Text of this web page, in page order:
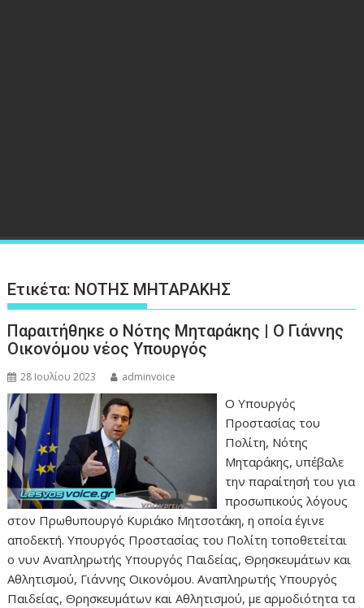
Ετικέτα: ΝΟΤΗΣ ΜΗΤΑΡΑΚΗΣ
Παραιτήθηκε ο Νότης Μηταράκης | O Γιάννης
Οικονόμου νέος Υπουργός
28 Ιουλίου 2023 adminvoice
Ο Υπουργός
Προστασίας του
Πολίτη, Νότης
Μηταράκης, υπέβαλε
την παραίτησή του για
προσωπικούς λόγους
στον Πρωθυπουργό Κυριάκο Μητσοτάκη, η οποία έγινε
αποδεκτή. Υπουργός Προστασίας του Πολίτη τοποθετείται
ο νυν Αναπληρωτής Υπουργός Παιδείας, Θρησκευμάτων και
Αθλητισμού, Γιάννης Οικονόμου. Αναπληρωτής Υπουργός
Παιδείας, Θρησκευμάτων και Αθλητισμού, με αρμοδιότητα τα